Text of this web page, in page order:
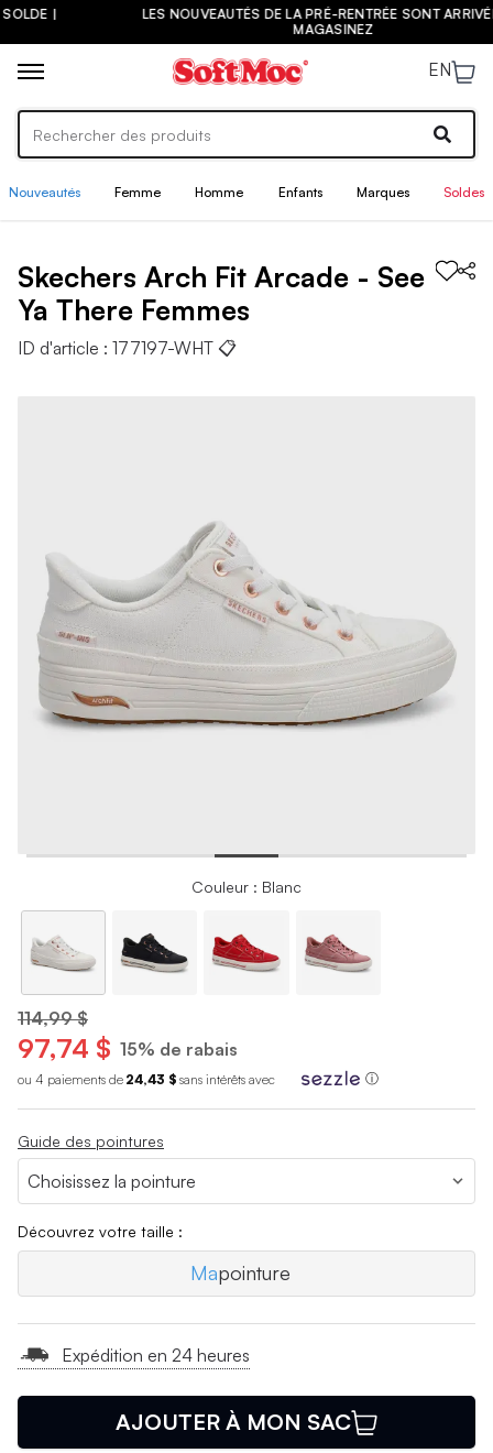
LES NOUVEAUTÉS DE LA PRÉ-RENTRÉE SONT ARRIVÉES ! |
EN
Nouveautés Femme Homme Enfants Marques Soldes
Skechers Arch Fit Arcade - See
Ya There Femmes
ID d'article : 177197-WHT 📋
Couleur : Blanc
114,99 $
97,74 $ 15% de rabais
ou 4 paiements de 24,43 $ sans intérêts avec ⓘ
Guide des pointures
Découvrez votre taille :
Mapointure
Expédition en 24 heures
AJOUTER À MON SAC